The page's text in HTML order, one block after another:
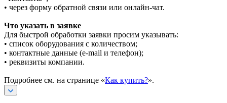
• через форму обратной связи или онлайн-чат.
Что указать в заявке
Для быстрой обработки заявки просим указывать:
• список оборудования с количеством;
• контактные данные (e-mail и телефон);
• реквизиты компании.
Подробнее см. на странице «Как купить?».